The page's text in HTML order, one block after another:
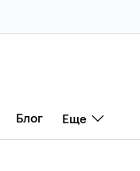
Блог Еще